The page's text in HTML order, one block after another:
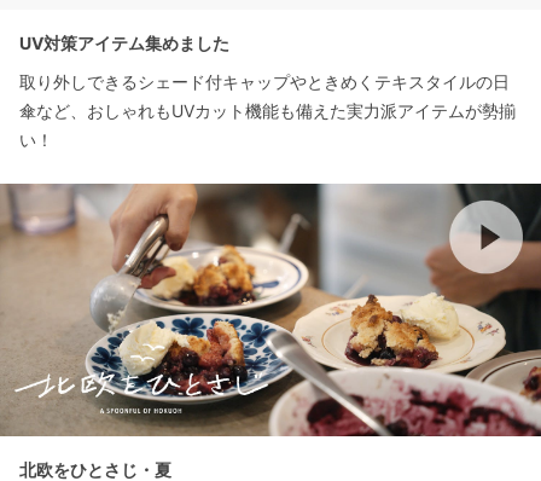
UV対策アイテム集めました
取り外しできるシェード付キャップやときめくテキスタイルの日
傘など、おしゃれもUVカット機能も備えた実力派アイテムが勢揃
い！
北欧をひとさじ・夏